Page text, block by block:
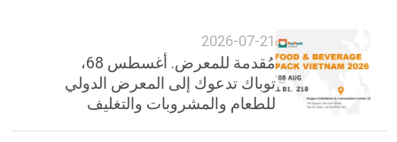
2026-07-21
مُقدمة للمعرض. أغسطس 68،
توباك تدعوك إلى المعرض الدولي
للطعام والمشروبات والتغليف